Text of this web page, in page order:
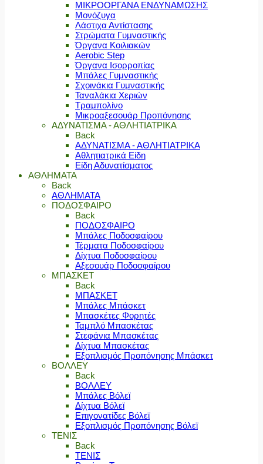
ΜΙΚΡΟΟΡΓΑΝΑ ΕΝΔΥΝΑΜΩΣΗΣ
Μονόζυγα
Λάστιχα Αντίστασης
Στρώματα Γυμναστικής
Όργανα Κοιλιακών
Aerobic Step
Όργανα Ισορροπίας
Μπάλες Γυμναστικής
Σχοινάκια Γυμναστικής
Ταναλάκια Χεριών
Τραμπολίνο
Μικροαξεσουάρ Προπόνησης
ΑΔΥΝΑΤΙΣΜΑ - ΑΘΛΗΤΙΑΤΡΙΚΑ
Back
ΑΔΥΝΑΤΙΣΜΑ - ΑΘΛΗΤΙΑΤΡΙΚΑ
Αθλητιατρικά Είδη
Είδη Αδυνατίσματος
ΑΘΛΗΜΑΤΑ
Back
ΑΘΛΗΜΑΤΑ
ΠΟΔΟΣΦΑΙΡΟ
Back
ΠΟΔΟΣΦΑΙΡΟ
Μπάλες Ποδοσφαίρου
Τέρματα Ποδοσφαίρου
Δίχτυα Ποδοσφαίρου
Αξεσουάρ Ποδοσφαίρου
ΜΠΑΣΚΕΤ
Back
ΜΠΑΣΚΕΤ
Μπάλες Μπάσκετ
Μπασκέτες Φορητές
Ταμπλό Μπασκέτας
Στεφάνια Μπασκέτας
Δίχτυα Μπασκέτας
Εξοπλισμός Προπόνησης Μπάσκετ
ΒΟΛΛΕΥ
Back
ΒΟΛΛΕΥ
Μπάλες Βόλεϊ
Δίχτυα Βόλεϊ
Επιγονατίδες Βόλεϊ
Εξοπλισμός Προπόνησης Βόλεϊ
ΤΕΝΙΣ
Back
ΤΕΝΙΣ